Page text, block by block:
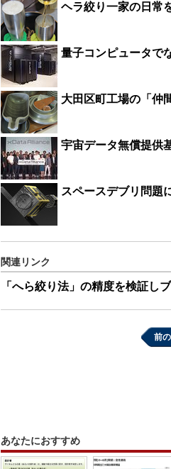
ヘラ絞り一家の日常
量子コンピュータで
大田区町工場の「仲
宇宙データ無償提供
スペースデブリ問題
関連リンク
「へら絞り法」の精度を検証し
前
あなたにおすすめ